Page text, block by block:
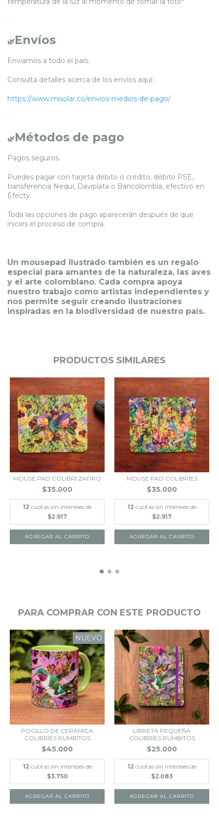
.
🌿Envíos
Enviamos a todo el país.
Consulta detalles acerca de los envíos aquí:
https://www.misolar.co/envios-medios-de-pago/
.
🌿Métodos de pago
Pagos seguros.
Puedes pagar con tarjeta débito o crédito, débito PSE,
transferencia Nequi, Daviplata o Bancolombia, efectivo en
Efecty.
Toda las opciones de pago aparecerán después de que
inicies el proceso de compra.
Un mousepad ilustrado también es un regalo
especial para amantes de la naturaleza, las aves
y el arte colombiano. Cada compra apoya
nuestro trabajo como artistas independientes y
nos permite seguir creando ilustraciones
inspiradas en la biodiversidad de nuestro país.
PRODUCTOS SIMILARES
MOUSE PAD COLIBRÍ ZAFIRO
$35.000
12 cuotas sin intereses de
$2.917
MOUSE PAD COLIBRÍES
$35.000
12 cuotas sin intereses de
$2.917
PARA COMPRAR CON ESTE PRODUCTO
NUEVO
POCILLO DE CERÁMICA
COLIBRÍES RUMBITOS
$45.000
12 cuotas sin intereses de
$3.750
LIBRETA PEQUEÑA
COLIBRÍES RUMBITOS
$25.000
12 cuotas sin intereses de
$2.083